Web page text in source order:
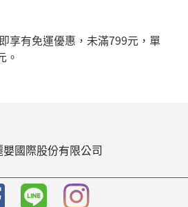
享有免運優惠，未滿799元，單
。
嬰國際股份有限公司